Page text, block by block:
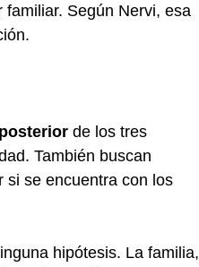
Según Nervi, esa
de los tres
También buscan
si se encuentra con los
hipótesis. La familia,